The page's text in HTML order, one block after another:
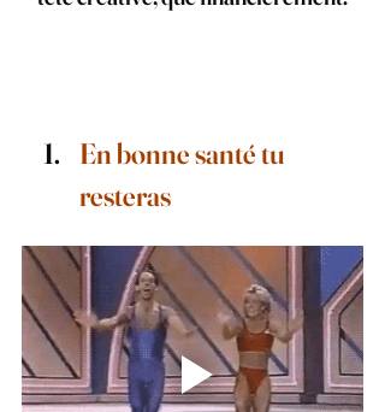
En bonne santé tu
resteras